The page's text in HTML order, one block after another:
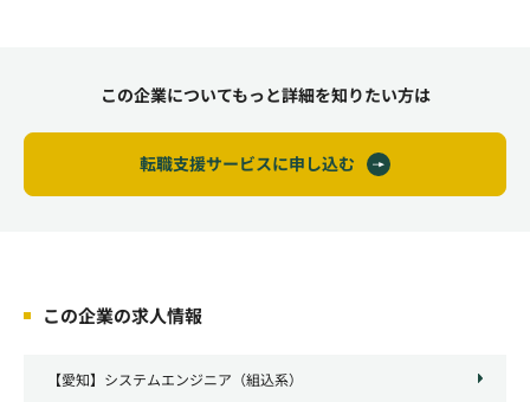
この企業についてもっと詳細を知りたい方は
転職支援サービスに申し込む
この企業の求人情報
【愛知】システムエンジニア（組込系）